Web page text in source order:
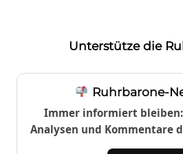
Unterstütze die
Ruhrbarone-
Immer informiert
Analysen und Kommentare